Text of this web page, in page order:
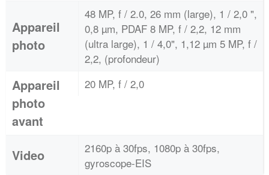
Appareil
photo
48 MP, f / 2.0, 26 mm (large), 1 / 2,0 ",
0,8 µm, PDAF 8 MP, f / 2,2, 12 mm
(ultra large), 1 / 4,0", 1,12 µm 5 MP, f /
2,2, (profondeur)
Appareil
photo
avant
20 MP, f / 2,0
Video
2160p à 30fps, 1080p à 30fps,
gyroscope-EIS